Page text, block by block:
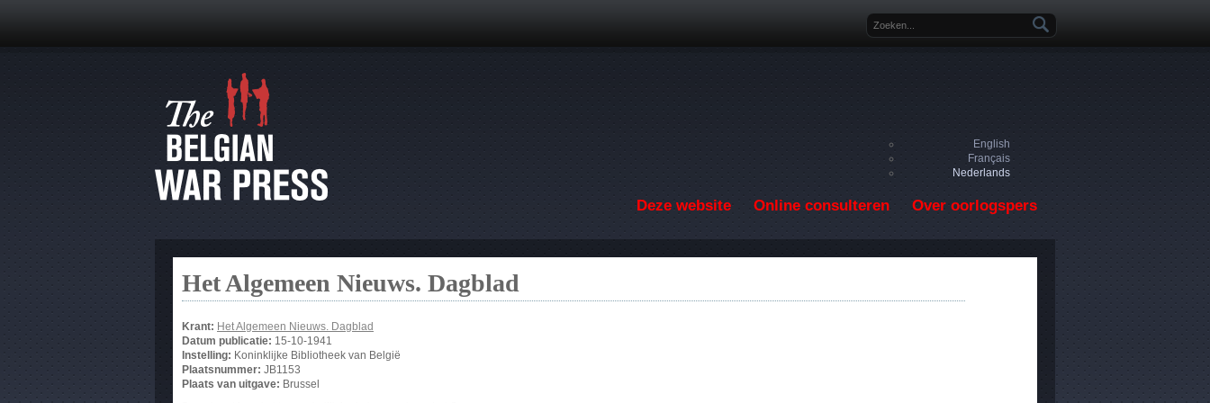
Zoekveld
English
Français
Nederlands
Deze website Online consulteren Over oorlogspers
Het Algemeen Nieuws. Dagblad
Krant: Het Algemeen Nieuws. Dagblad
Datum publicatie: 15-10-1941
Instelling: Koninklijke Bibliotheek van België
Plaatsnummer: JB1153
Plaats van uitgave: Brussel